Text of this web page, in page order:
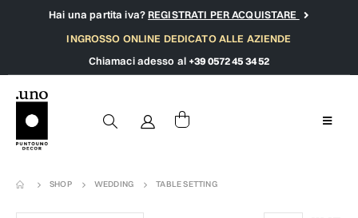
Hai una partita iva?REGISTRATI PER ACQUISTARE
INGROSSO ONLINE DEDICATO ALLE AZIENDE
Chiamaci adesso al +39 0572 45 34 52
SHOP WEDDING TABLE SETTING